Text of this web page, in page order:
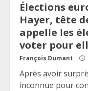
Élections
Hayer, tête
appelle les
voter pour
François Dumant
Après avoir
inconnue pour